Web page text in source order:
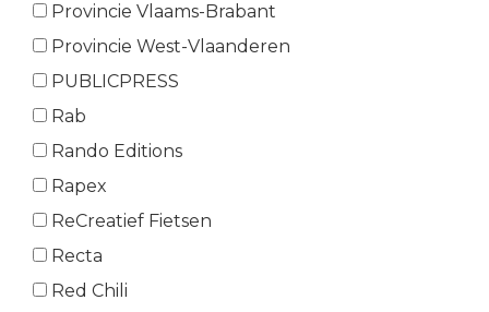
Provincie Vlaams-Brabant
Provincie West-Vlaanderen
PUBLICPRESS
Rab
Rando Editions
Rapex
ReCreatief Fietsen
Recta
Red Chili